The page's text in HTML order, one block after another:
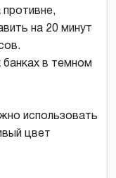
на 20 минут
банках в темном
использовать
цвет